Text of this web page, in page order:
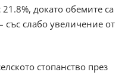
21.8%, докато обемите са
със слабо увеличение от
стопанство през